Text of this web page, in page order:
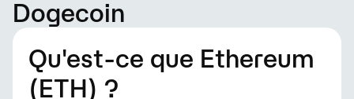
Dogecoin
Qu'est-ce que Ethereum
(ETH) ?